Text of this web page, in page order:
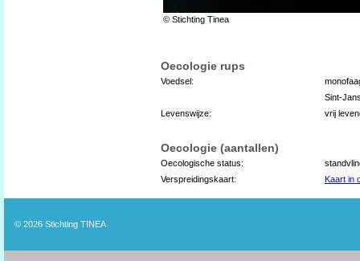
© Stichting Tinea
Oecologie rups
Voedsel:
Sint-
Levenswijze:
vrij
Oecologie (aantallen)
Oecologische status:
Verspreidingskaart:
Kaart in
© 2026 Stichting TINEA